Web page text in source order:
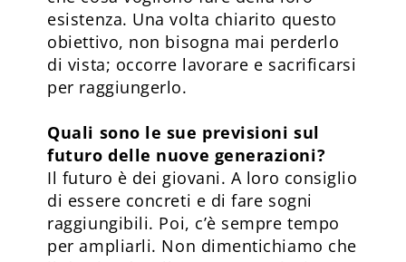
esistenza. Una volta chiarito questo
obiettivo, non bisogna mai perderlo
di vista; occorre lavorare e sacrificarsi
per raggiungerlo.
Quali sono le sue previsioni sul
futuro delle nuove generazioni?
Il futuro è dei giovani. A loro consiglio
di essere concreti e di fare sogni
raggiungibili. Poi, c’è sempre tempo
per ampliarli. Non dimentichiamo che